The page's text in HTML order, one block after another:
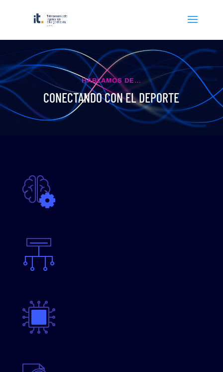
HABLAMOS DE…
CONECTANDO CON EL DEPORTE